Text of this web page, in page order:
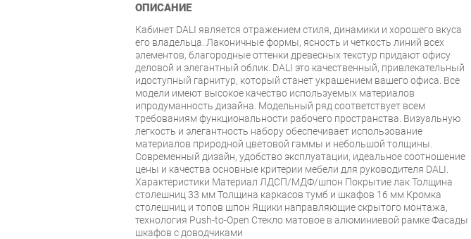
ОПИСАНИЕ
Кабинет DALI является отражением стиля, динамики и хорошего вкуса
его владельца. Лаконичные формы, ясность и четкость линий всех
элементов, благородные оттенки древесных текстур придают офису
деловой и элегантный облик. DALI это качественный, привлекательный
идоступный гарнитур, который станет украшением вашего офиса. Все
модели имеют высокое качество используемых материалов
ипродуманность дизайна. Модельный ряд соответствует всем
требованиям функциональности рабочего пространства. Визуальную
легкость и элегантность набору обеспечивает использование
материалов природной цветовой гаммы и небольшой толщины.
Современный дизайн, удобство эксплуатации, идеальное соотношение
цены и качества основные критерии мебели для руководителя DALI.
Характеристики Материал ЛДСП/МДФ/шпон Покрытие лак Толщина
столешниц 33 мм Толщина каркасов тумб и шкафов 16 мм Кромка
столешниц и топов шпон Ящики направляющие скрытого монтажа,
технология Push-to-Open Стекло матовое в алюминиевой рамке Фасады
шкафов с доводчиками